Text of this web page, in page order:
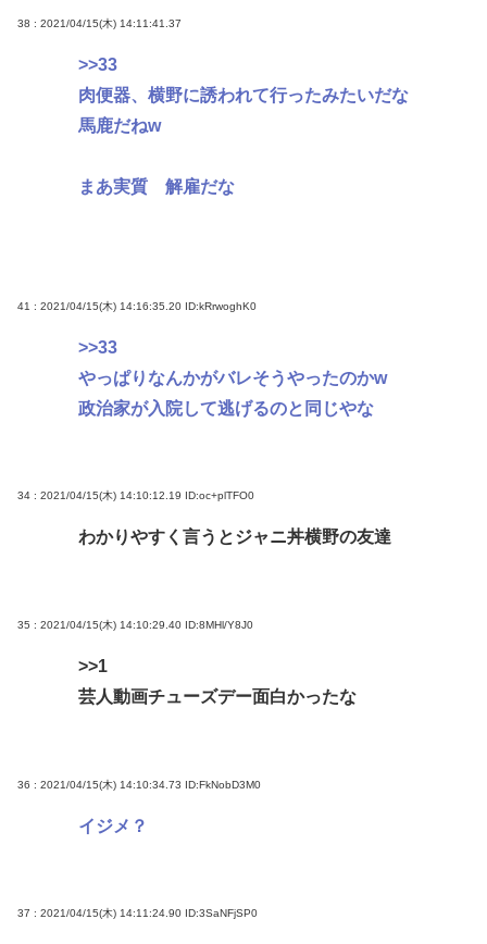
38 : 2021/04/15(木) 14:11:41.37
>>33
肉便器、横野に誘われて行ったみたいだな
馬鹿だねw
まあ実質 解雇だな
41 : 2021/04/15(木) 14:16:35.20 ID:kRrwoghK0
>>33
やっぱりなんかがバレそうやったのかw
政治家が入院して逃げるのと同じやな
34 : 2021/04/15(木) 14:10:12.19 ID:oc+plTFO0
わかりやすく言うとジャニ丼横野の友達
35 : 2021/04/15(木) 14:10:29.40 ID:8MHl/Y8J0
>>1
芸人動画チューズデー面白かったな
36 : 2021/04/15(木) 14:10:34.73 ID:FkNobD3M0
イジメ？
37 : 2021/04/15(木) 14:11:24.90 ID:3SaNFjSP0